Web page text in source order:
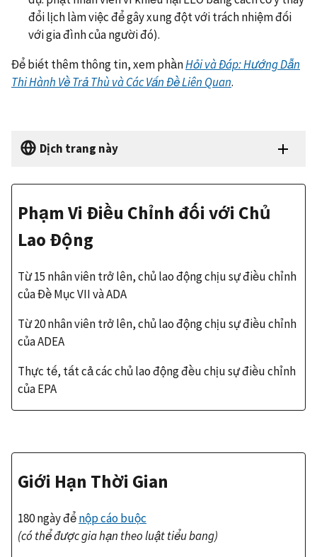
đổi lịch làm việc để gây xung đột với trách nhiệm đối
với gia đình của người đó).
Để biết thêm thông tin, xem phầnHỏi và Đáp: Hướng Dẫn
Thi Hành Về Trả Thù và Các Vấn Đề Liên Quan.
Dịch trang này
Phạm Vi Điều Chỉnh đối với Chủ
Lao Động
Từ 15 nhân viên trở lên, chủ lao động chịu sự điều chỉnh
của Đề Mục VII và ADA
Từ 20 nhân viên trở lên, chủ lao động chịu sự điều chỉnh
của ADEA
Thực tế, tất cả các chủ lao động đều chịu sự điều chỉnh
của EPA
Giới Hạn Thời Gian
180 ngày đểnộp cáo buộc
(có thể được gia hạn theo luật tiểu bang)